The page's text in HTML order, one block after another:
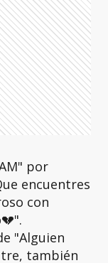
por
encuentres
con
"Alguien
también